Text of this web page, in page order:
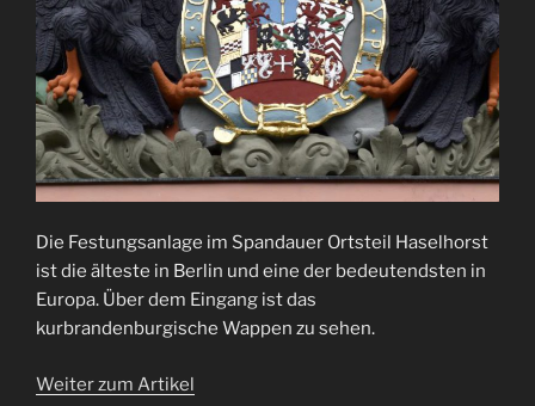
Die Festungsanlage im Spandauer Ortsteil Haselhorst
ist die älteste in Berlin und eine der bedeutendsten in
Europa. Über dem Eingang ist das
kurbrandenburgische Wappen zu sehen.
Weiter zum Artikel